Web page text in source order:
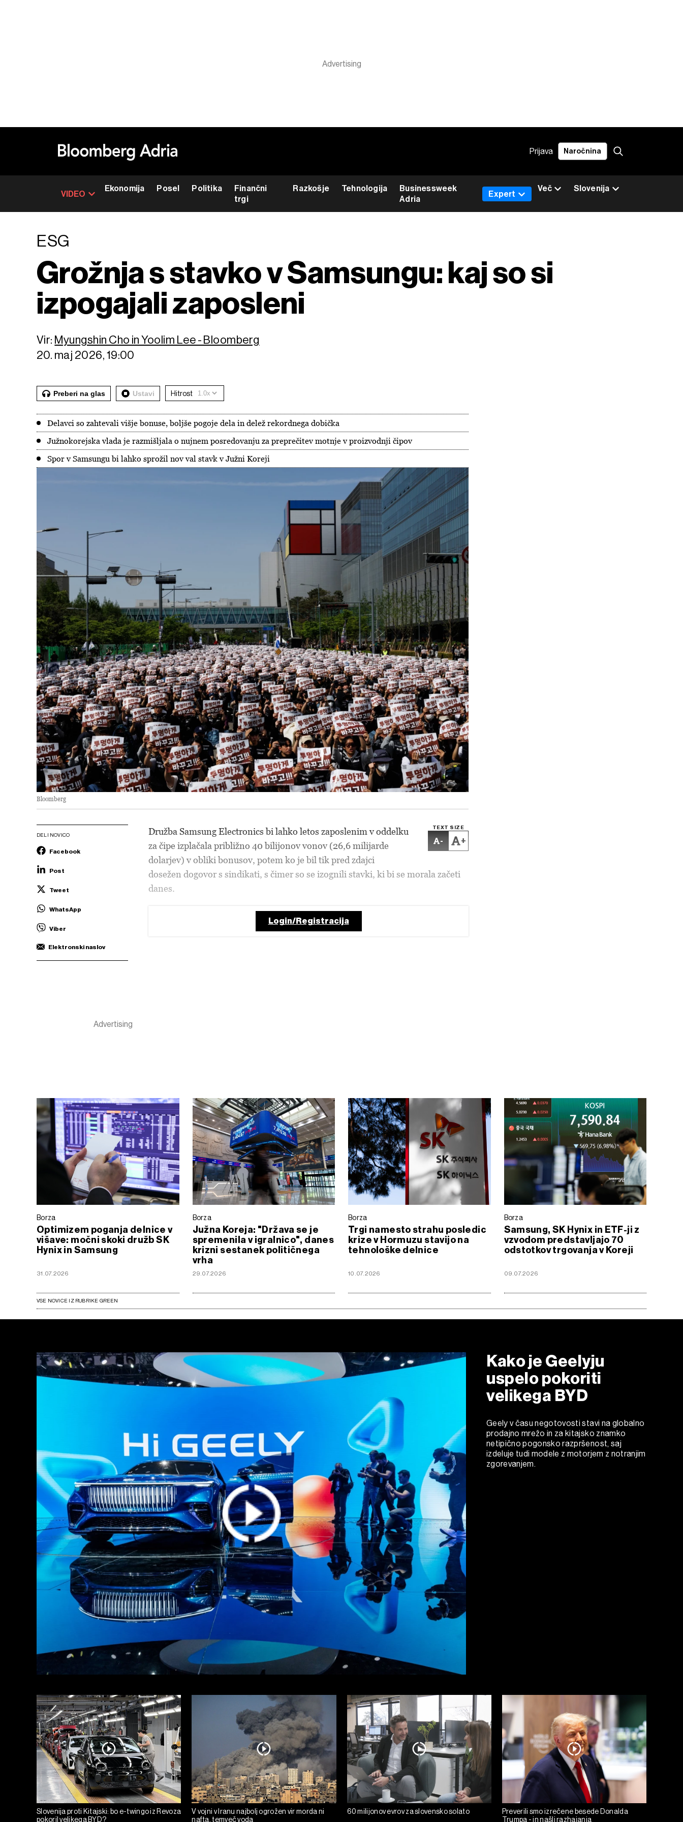
Prijava Naročnina
VIDEO
Ekonomija Posel Politika
Finančni
trgi
Razkošje Tehnologija
Businessweek
Adria
Slovenija
Expert
Več
ESG
Grožnja s stavko v Samsungu: kaj so si
izpogajali zaposleni
Vir: Myungshin Cho in Yoolim Lee - Bloomberg
20. maj 2026, 19:00
Preberi na glas Ustavi Hitrost
Delavci so zahtevali višje bonuse, boljše pogoje dela in delež rekordnega dobička
Južnokorejska vlada je razmišljala o nujnem posredovanju za preprečitev motnje v proizvodnji čipov
Spor v Samsungu bi lahko sprožil nov val stavk v Južni Koreji
Bloomberg
DELI NOVICO
Facebook
Post
Tweet
WhatsApp
Viber
Elektronski naslov
TEXT SIZE
- +
Družba Samsung Electronics bi lahko letos zaposlenim v oddelku
za čipe izplačala približno 40 bilijonov vonov (26,6 milijarde
dolarjev) v obliki bonusov, potem ko je bil tik pred zdajci
dosežen dogovor s sindikati, s čimer so se izognili stavki, ki bi se morala začeti
danes.
Login/Registracija
Borza
Optimizem poganja delnice v
višave: močni skoki družb SK
Hynix in Samsung
31.07.2026
Borza
Južna Koreja: "Država se je
spremenila v igralnico", danes
krizni sestanek političnega
vrha
29.07.2026
Borza
Trgi namesto strahu posledic
krize v Hormuzu stavijo na
tehnološke delnice
10.07.2026
Borza
Samsung, SK Hynix in ETF-ji z
vzvodom predstavljajo 70
odstotkov trgovanja v Koreji
09.07.2026
VSE NOVICE IZ RUBRIKE GREEN
Kako je Geelyju
uspelo pokoriti
velikega BYD
Geely v času negotovosti stavi na globalno
prodajno mrežo in za kitajsko znamko
netipično pogonsko razpršenost, saj
izdeluje tudi modele z motorjem z notranjim
zgorevanjem.
Slovenija proti Kitajski: bo e-twingo iz Revoza
pokoril velikega BYD?
V vojni v Iranu najbolj ogrožen vir morda ni
nafta, temveč voda
60 milijonov evrov za slovensko solato
Preverili smo izrečene besede Donalda
Trumpa - in našli razhajanja